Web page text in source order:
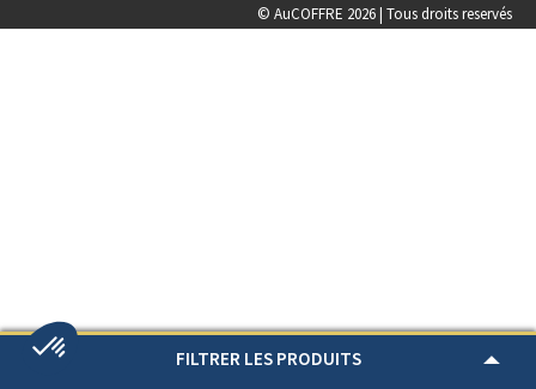
FILTRER LES PRODUITS
© AuCOFFRE 2026 | Tous droits reservés